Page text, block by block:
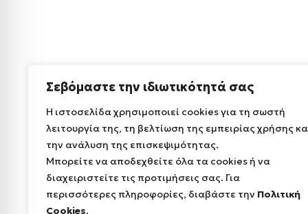
Σεβόμαστε την ιδιωτικότητά σας
Η ιστοσελίδα χρησιμοποιεί cookies για τη σωστή
λειτουργία της, τη βελτίωση της εμπειρίας χρήσης
την ανάλυση της επισκεψιμότητας.
Μπορείτε να αποδεχθείτε όλα τα cookies ή να
διαχειριστείτε τις προτιμήσεις σας. Για
περισσότερες πληροφορίες, διαβάστε την Πολιτική
Cookies.